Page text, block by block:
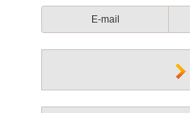
E-mail